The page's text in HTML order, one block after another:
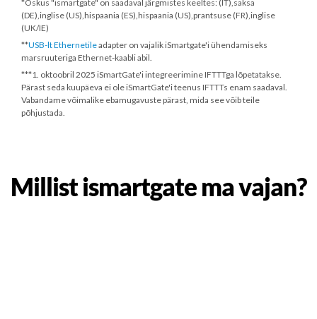
*Oskus "ismartgate" on saadaval järgmistes keeltes: (IT),saksa
(DE),inglise (US),hispaania (ES),hispaania (US),prantsuse (FR),inglise
(UK/IE)
**USB-lt Ethernetileadapter on vajalik iSmartgate'i ühendamiseks
marsruuteriga Ethernet-kaabli abil.
***1. oktoobril 2025 iSmartGate'i integreerimine IFTTTga lõpetatakse.
Pärast seda kuupäeva ei ole iSmartGate'i teenus IFTTTs enam saadaval.
Vabandame võimalike ebamugavuste pärast, mida see võib teile
põhjustada.
Millist ismartgate ma vajan?